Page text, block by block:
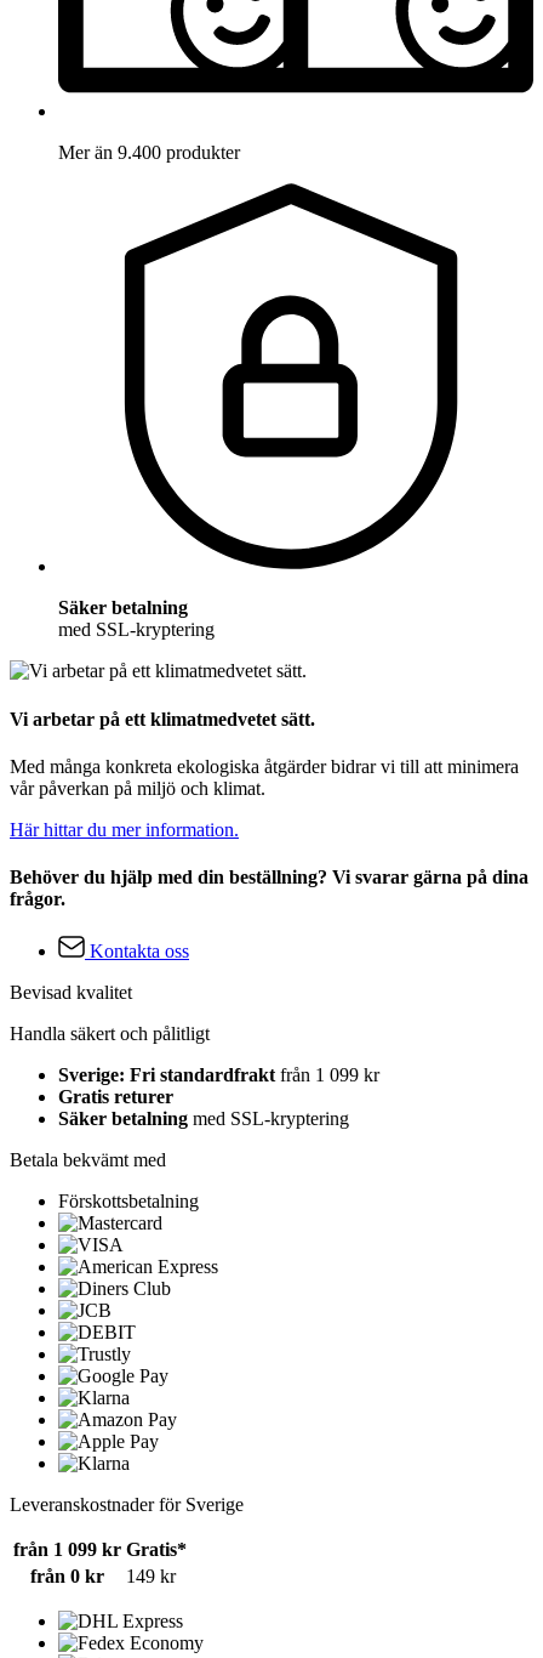
Mer än 9.400 produkter
Säker betalning
med SSL-kryptering
Vi arbetar på ett klimatmedvetet sätt.
Med många konkreta ekologiska åtgärder bidrar vi till att minimera
vår påverkan på miljö och klimat.
Här hittar du mer information.
Behöver du hjälp med din beställning? Vi svarar gärna på dina
frågor.
Kontakta oss
Bevisad kvalitet
Handla säkert och pålitligt
Sverige: Fri standardfraktfrån 1 099 kr
Gratis returer
Säker betalning med SSL-kryptering
Betala bekvämt med
Förskottsbetalning
Leveranskostnader för Sverige
från 1 099 kr Gratis*
från 0 kr
149 kr